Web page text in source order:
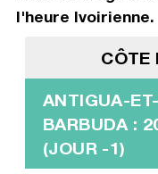
l'heure Ivoirienne.
CÔTE
ANTIGUA-ET-
BARBUDA :
(JOUR -1)